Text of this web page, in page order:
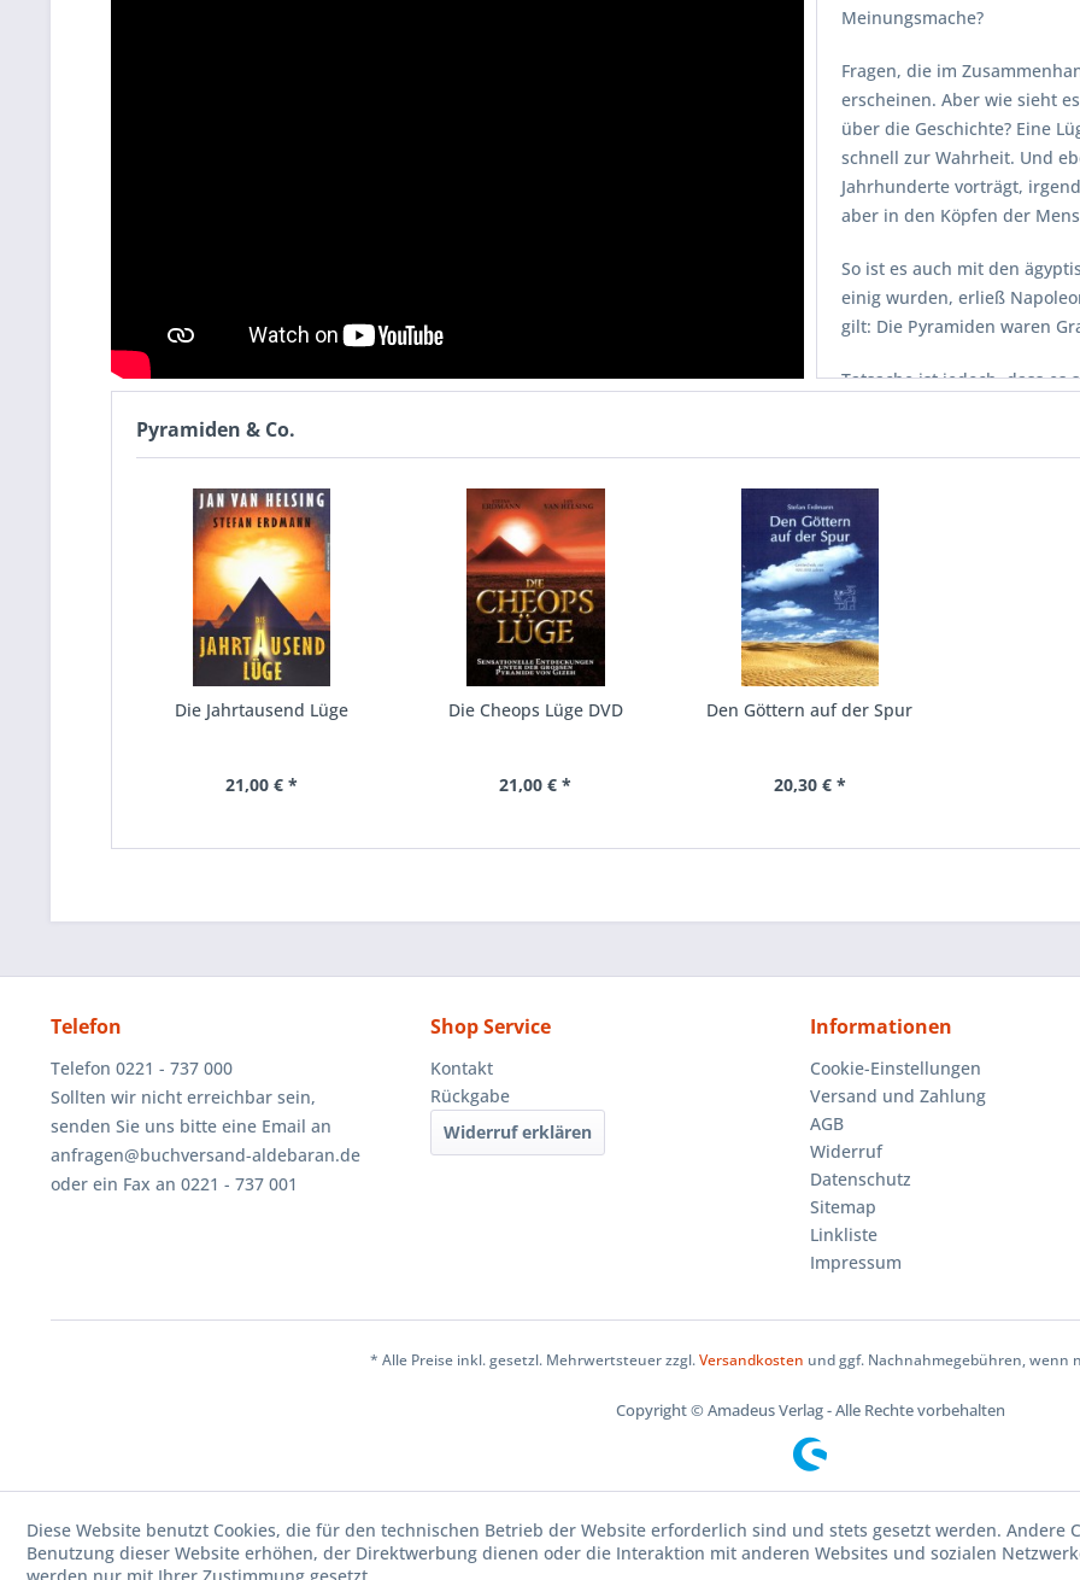
Meinungsmache?
Fragen, die im
erscheinen. Aber wie sieht
über die Geschichte? Eine
schnell zur Wahrheit. Und
Jahrhunderte vorträgt,
aber in den Köpfen der
So ist es auch mit den
einig wurden, erließ
gilt: Die Pyramiden waren
Tatsache ist jedoch, dass
Wahrheit akzeptiert und
Sprung in die "seriöse"
modernen Welt kein Platz
Theorie als Wahrheit, um
nicht verstehen?
Die „Cheops-Lüge“: eine
und Jan van Helsing.
Pyramiden & Co.
Die Jahrtausend Lüge
21,00 € *
Die Cheops Lüge DVD
21,00 € *
Den Göttern auf der Spur
20,30 € *
Telefon
Telefon 0221 - 737 000
Sollten wir nicht erreichbar sein,
senden Sie uns bitte eine Email an
anfragen@buchversand-aldebaran.de
oder ein Fax an 0221 - 737 001
Shop Service
Kontakt
Rückgabe
Widerruf erklären
Informationen
Cookie-Einstellungen
Versand und Zahlung
AGB
Widerruf
Datenschutz
Sitemap
Linkliste
Impressum
* Alle Preise inkl. gesetzl. Mehrwertsteuer zzgl.Versandkosten und ggf. Nachnahmegebühren, wenn
Copyright © Amadeus Verlag - Alle Rechte vorbehalten
Diese Website benutzt Cookies, die für den technischen Betrieb der Website erforderlich sind und stets gesetzt werden. Andere
Benutzung dieser Website erhöhen, der Direktwerbung dienen oder die Interaktion mit anderen Websites und sozialen